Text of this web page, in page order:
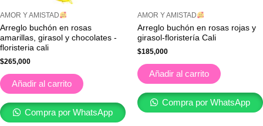
AMOR Y AMISTAD
Arreglo buchón en rosas
amarillas, girasol y chocolates -
floristeria cali
$265,000
Añadir al carrito
Compra por WhatsApp
AMOR Y AMISTAD
Arreglo buchón en rosas rojas y
girasol-floristería Cali
$185,000
Añadir al carrito
Compra por WhatsApp